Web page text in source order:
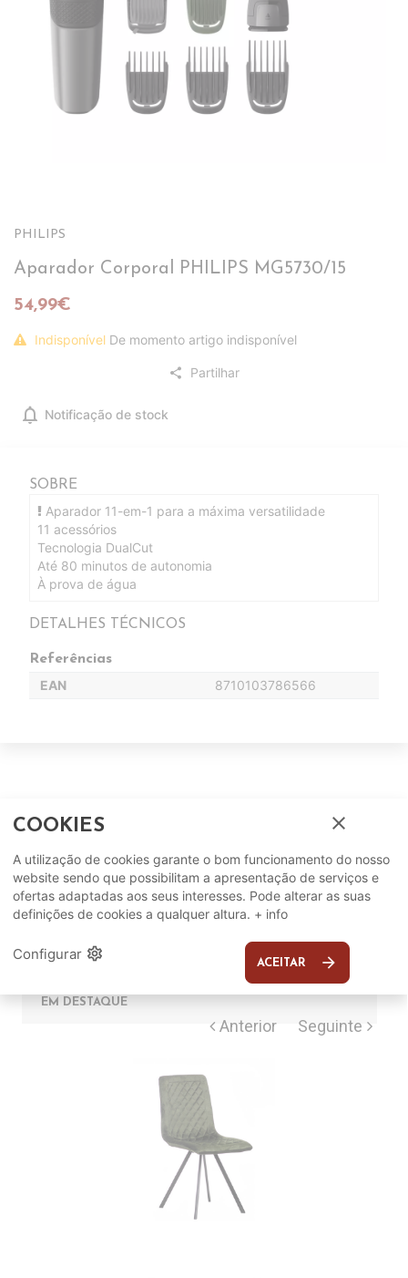
PHILIPS
Aparador Corporal PHILIPS MG5730/15
54,99€
Indisponível De momento artigo indisponível
share Partilhar
notifications Notificação de stock
SOBRE
Aparador 11-em-1 para a máxima versatilidade
11 acessórios
Tecnologia DualCut
Até 80 minutos de autonomia
À prova de água
DETALHES TÉCNICOS
Referências
EAN 8710103786566
Complete o seu ambiente
COMPLEMENTOS
SUGERIDOS
EM DESTAQUE
COOKIES close
A utilização de cookies garante o bom funcionamento do nosso
website sendo que possibilitam a apresentação de serviços e
ofertas adaptadas aos seus interesses. Pode alterar as suas
definições de cookies a qualquer altura. + info
Configurar settings ACEITAR arrow_forward